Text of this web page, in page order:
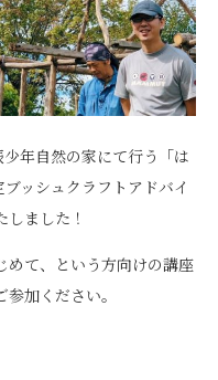
年自然の家にて行う「は
ッシュクラフトアドバイ
ました！
めて、という方向けの講座
加ください。